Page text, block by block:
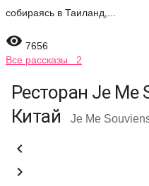
собираясь в Таиланд,...
 7656
Все рассказы 2
Ресторан Je Me
Китай
Je Me

